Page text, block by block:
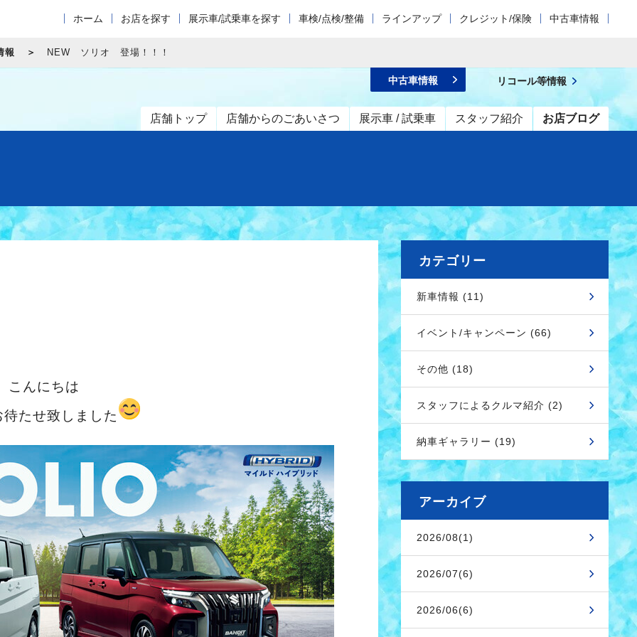
ホーム お店を探す 展示車/試乗車を探す 車検/点検/整備 ラインアップ クレジット/保険 中古車情報
報 NEW ソリオ 登場！！！
店舗トップ 店舗からのごあいさつ 展示車 / 試乗車 スタッフ紹介 お店ブログ
中古車情報 リコール等情報
こんにちは
たせ致しました
カテゴリー
新車情報 (11)
イベント/キャンペーン (66)
その他 (18)
スタッフによるクルマ紹介 (2)
納車ギャラリー (19)
アーカイブ
2026/08(1)
2026/07(6)
2026/06(6)